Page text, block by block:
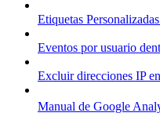
Etiquetas
Eventos por usuario
Excluir direcciones IP
Manual de Google